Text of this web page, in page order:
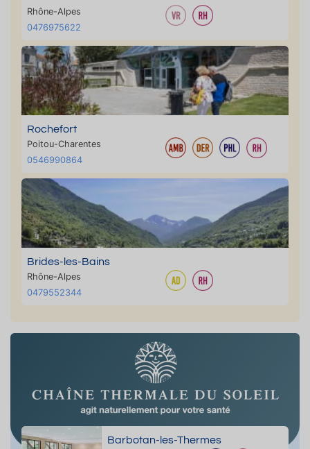
Rhône-Alpes
0476975622
Rochefort
Poitou-Charentes
0546990864
Brides-les-Bains
Rhône-Alpes
0479552344
Barbotan-les-Thermes